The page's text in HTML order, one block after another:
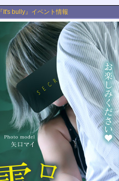
『It's bully』イベント情報